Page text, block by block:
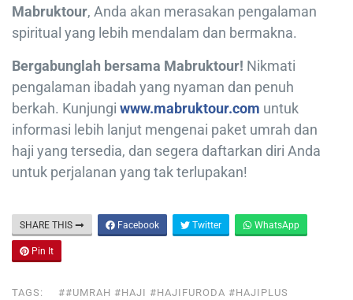
Mabruktour, Anda akan merasakan pengalaman
spiritual yang lebih mendalam dan bermakna.
Bergabunglah bersama Mabruktour! Nikmati
pengalaman ibadah yang nyaman dan penuh
berkah. Kunjungi www.mabruktour.com untuk
informasi lebih lanjut mengenai paket umrah dan
haji yang tersedia, dan segera daftarkan diri Anda
untuk perjalanan yang tak terlupakan!
SHARE THIS Facebook Twitter WhatsApp
Pin It
TAGS:
##UMRAH #HAJI #HAJIFURODA #HAJIPLUS